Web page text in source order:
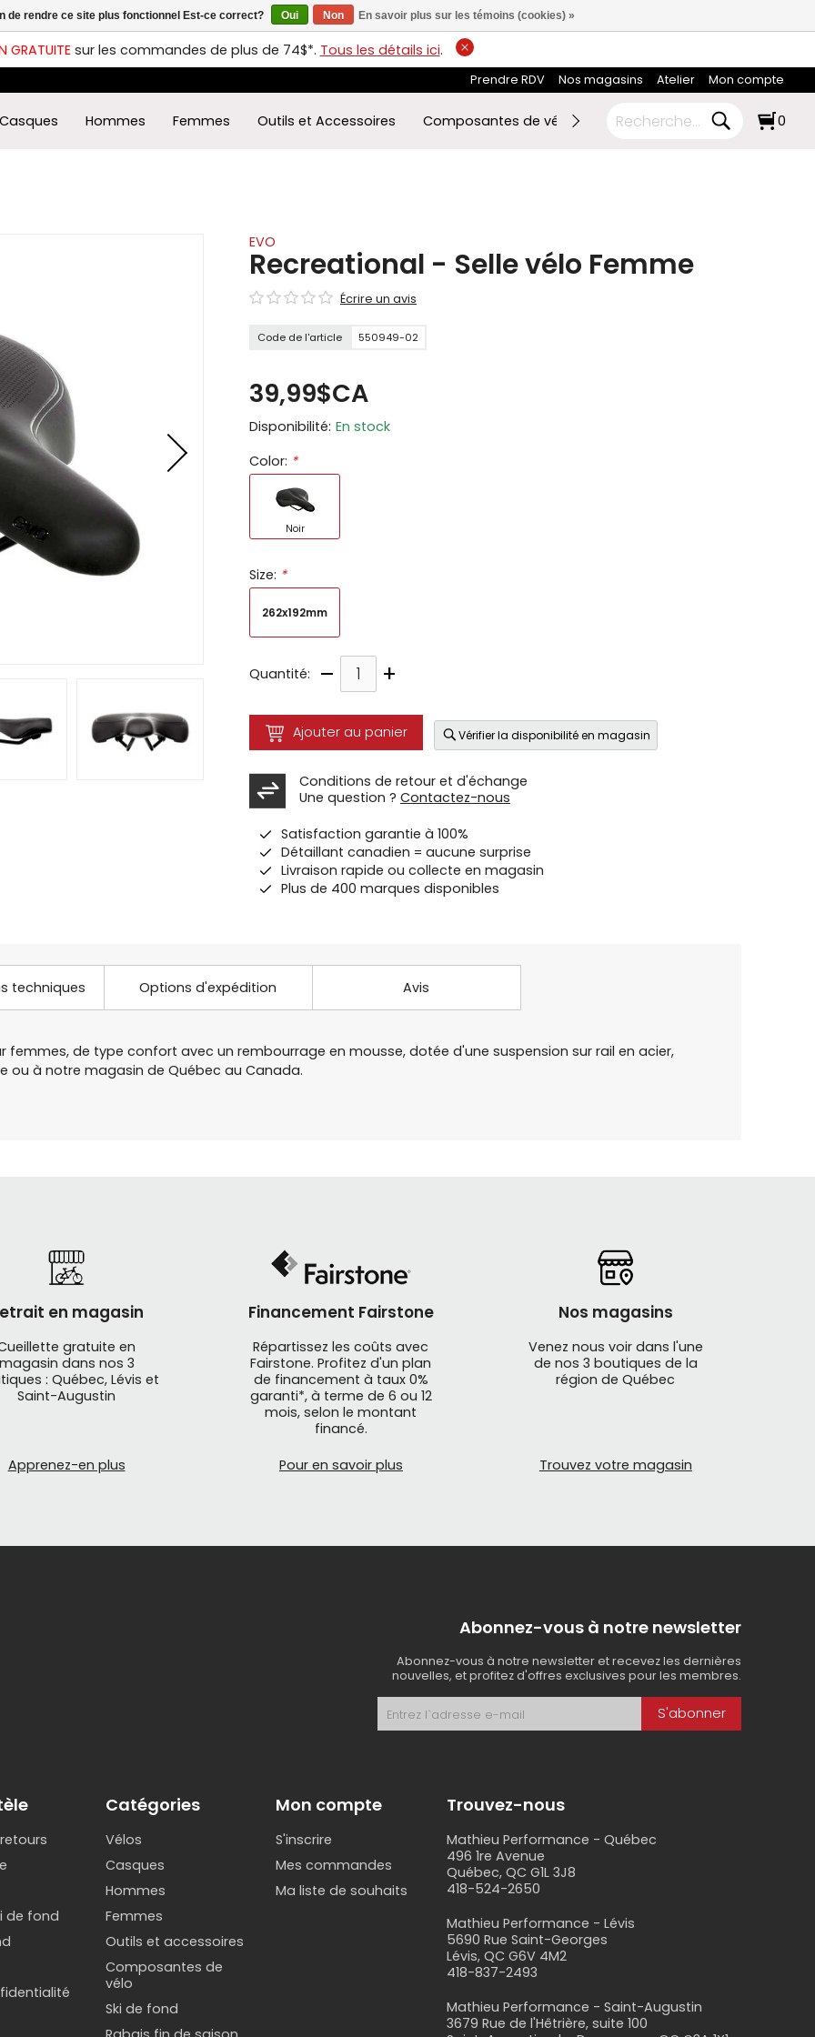
GRATUITEsur les commandes de plus de 74$*. Tous les détails ici.
Prendre RDV Nos magasins Atelier Mon compte
Casques Hommes Femmes Outils et Accessoires Composantes de vélo Ski de fond RABAIS FIN DE
0
EVO
Recreational - Selle vélo Femme
Écrire un avis
Code de l'article 550949-02
39,99$CA
Disponibilité: En stock
Color: *
Noir
Size: *
262x192mm
Quantité: – +
Ajouter au panier Vérifier la disponibilité en magasin
Conditions de retour et d'échange
Une question ? Contactez-nous
Satisfaction garantie à 100%
Détaillant canadien = aucune surprise
Livraison rapide ou collecte en magasin
Plus de 400 marques disponibles
techniques Options d'expédition Avis
femmes, de type confort avec un rembourrage en mousse, dotée d'une suspension sur rail en acier,
ou à notre magasin de Québec au Canada.
en magasin
gratuite en
magasin dans nos 3
: Québec, Lévis et
Saint-Augustin
Apprenez-en plus
Financement Fairstone
Répartissez les coûts avec
Fairstone. Profitez d'un plan
de financement à taux 0%
garanti*, à terme de 6 ou 12
mois, selon le montant
financé.
Pour en savoir plus
Nos magasins
Venez nous voir dans l'une
de nos 3 boutiques de la
région de Québec
Trouvez votre magasin
Abonnez-vous à notre newsletter
Abonnez-vous à notre newsletter et recevez les dernières
nouvelles, et profitez d'offres exclusives pour les membres.
S'abonner
de fond
Catégories
Vélos
Casques
Hommes
Femmes
Outils et accessoires
Composantes de
vélo
Ski de fond
Mon compte
S'inscrire
Mes commandes
Ma liste de souhaits
Trouvez-nous
Mathieu Performance - Québec
496 1re Avenue
Québec, QC G1L 3J8
418-524-2650
Mathieu Performance - Lévis
5690 Rue Saint-Georges
Lévis, QC G6V 4M2
418-837-2493
Mathieu Performance - Saint-Augustin
3679 Rue de l'Hêtrière, suite 100
de rendre ce site plus fonctionnel Est-ce correct? Oui Non En savoir plus sur les témoins (cookies) »